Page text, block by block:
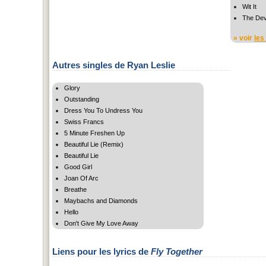
Wit It
The
» voir les
Autres singles de Ryan Leslie
Glory
Outstanding
Dress You To Undress You
Swiss Francs
5 Minute Freshen Up
Beautiful Lie (Remix)
Beautiful Lie
Good Girl
Joan Of Arc
Breathe
Maybachs and Diamonds
Hello
Don't Give My Love Away
Liens pour les lyrics de Fly Together